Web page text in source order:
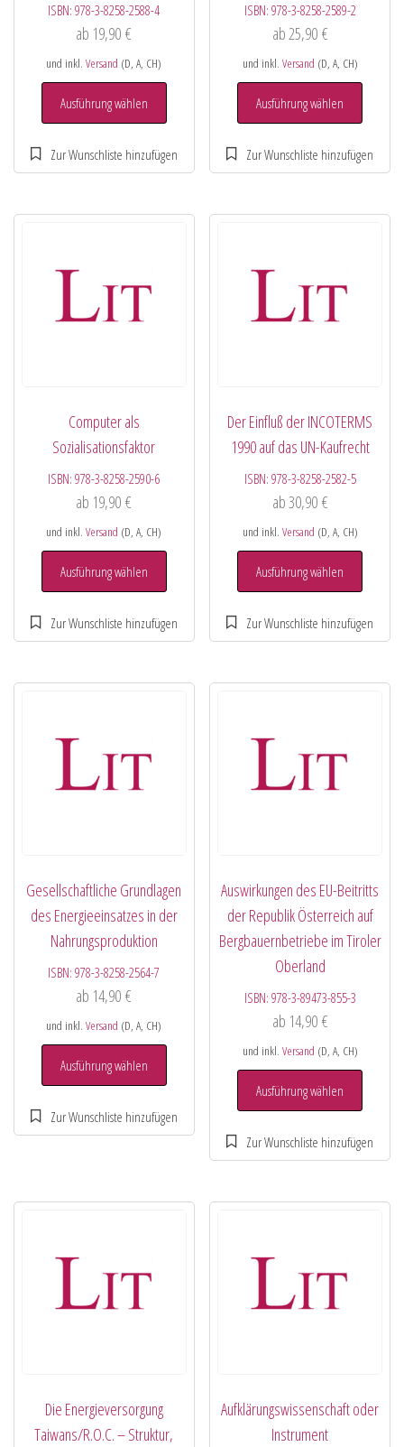
ISBN:978-3-8258-2588-4
ab 19,90€
und inkl.Versand (D, A, CH)
Ausführung wählen
ISBN: 978-3-8258-2589-2
ab 25,90 €
und inkl. Versand (D, A, CH)
Ausführung wählen
Computer als
Sozialisationsfaktor
ISBN:978-3-8258-2590-6
ab 19,90€
und inkl.Versand (D, A, CH)
Ausführung wählen
Der Einfluß der INCOTERMS
1990 auf das UN-Kaufrecht
ISBN: 978-3-8258-2582-5
ab30,90 €
und inkl. Versand (D, A, CH)
Ausführung wählen
Gesellschaftliche Grundlagen
des Energieeinsatzes in der
Nahrungsproduktion
ISBN:978-3-8258-2564-7
ab 14,90€
und inkl.Versand (D, A, CH)
Ausführung wählen
Auswirkungen des EU-Beitritts
der Republik Österreich auf
Bergbauernbetriebe im Tiroler
Oberland
ISBN: 978-3-89473-855-3
ab 14,90 €
und inkl. Versand (D, A, CH)
Ausführung wählen
Die Energieversorgung
Taiwans/R.O.C. – Struktur,
Aufklärungswissenschaft oder
Instrument